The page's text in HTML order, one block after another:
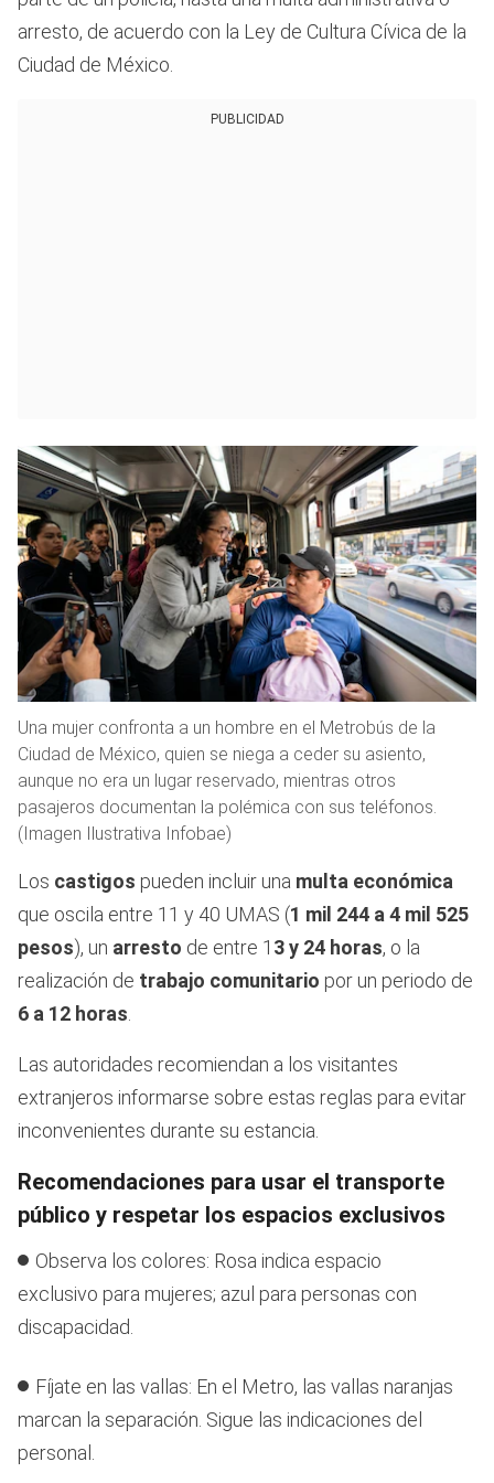
arresto, de acuerdo con la Ley de Cultura Cívica de la
Ciudad de México.
PUBLICIDAD
Una mujer confronta a un hombre en el Metrobús de la
Ciudad de México, quien se niega a ceder su asiento,
aunque no era un lugar reservado, mientras otros
pasajeros documentan la polémica con sus teléfonos.
(Imagen Ilustrativa Infobae)
Los castigos pueden incluir una multa económica
que oscila entre 11 y 40 UMAS (1 mil 244 a 4 mil 525
pesos), un arresto de entre 1 3 y 24 horas, o la
realización de trabajo comunitario por un periodo de
6 a 12 horas
Las autoridades recomiendan a los visitantes
extranjeros informarse sobre estas reglas para evitar
inconvenientes durante su estancia.
Recomendaciones para usar el transporte
público y respetar los espacios exclusivos
Observa los colores: Rosa indica espacio
exclusivo para mujeres; azul para personas con
discapacidad.
Fíjate en las vallas: En el Metro, las vallas naranjas
marcan la separación. Sigue las indicaciones del
personal.